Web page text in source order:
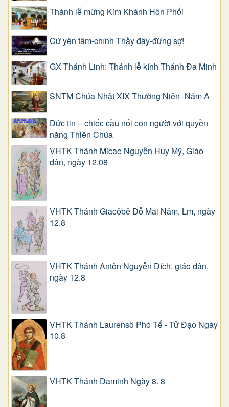
Thánh lễ mừng Kim Khánh Hôn Phối
Cứ yên tâm-chính Thầy đây-đừng sợ!
GX Thánh Linh: Thánh lễ kính Thánh Đa Minh
SNTM Chúa Nhật XIX Thường Niên -Năm A
Đức tin – chiếc cầu nối con người với quyền
năng Thiên Chúa
VHTK Thánh Micae Nguyễn Huy Mỹ, Giáo
dân, ngày 12.08
VHTK Thánh Giacôbê Ðỗ Mai Năm, Lm, ngày
12.8
VHTK Thánh Antôn Nguyễn Ðích, giáo dân,
ngày 12.8
VHTK Thánh Laurensô Phó Tế - Tử Đạo Ngày
10.8
VHTK Thánh Đaminh Ngày 8. 8